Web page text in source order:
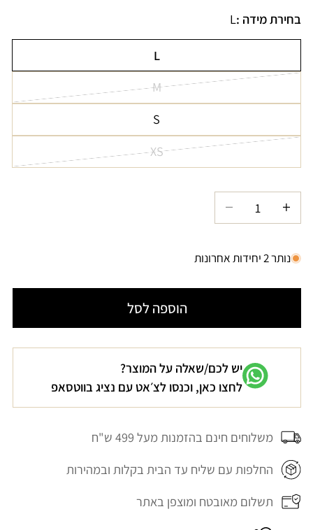
בחירת מידה : L
L
הגרסה
אזלה
או
לא
זמינה
M
הגרסה
אזלהS
הגרסה
אזלהXS
הגרסה
הגדל
עבור
כותנה
חום
בראוני
ROMI
עבור
כותנה
מכופתרת
חום
בראוני
ROMI
נותר 2 יחידות אחרונות
הוספה לסל
יש לכם/שאלה על המוצר?
לחצו כאן, וכנסו לצ׳אט עם נציג בווטסאפ
משלוחים חינם בהזמנות מעל 499 ש"ח
החלפות עם שליח עד הבית בקלות ובמהירות
תשלום מאובטח ומוצפן באתר